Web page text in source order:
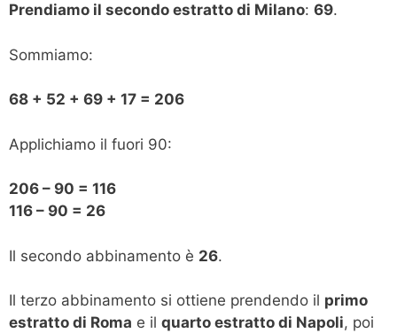
Prendiamo il secondo estratto di Milano: 69.
Sommiamo:
68 + 52 + 69 + 17 = 206
Applichiamo il fuori 90:
206 – 90 = 116
116 – 90 = 26
Il secondo abbinamento è 26.
Il terzo abbinamento si ottiene prendendo il primo
estratto di Roma e il quarto estratto di Napoli, poi